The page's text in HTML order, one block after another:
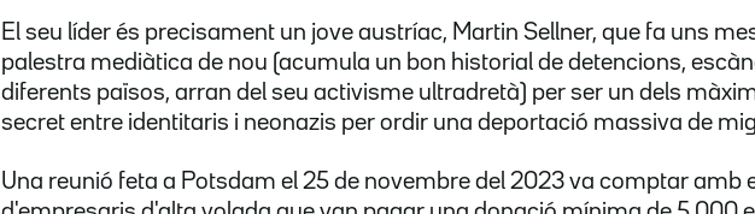
El seu líder és precisament un jove austríac, Martin Sellner, que fa uns
palestra mediàtica de nou (acumula un bon historial de detencions,
diferents països, arran del seu activisme ultradretà) per ser un dels
secret entre identitaris i neonazis per ordir una deportació massiva de
Una reunió feta a Potsdam el 25 de novembre del 2023 va comptar amb